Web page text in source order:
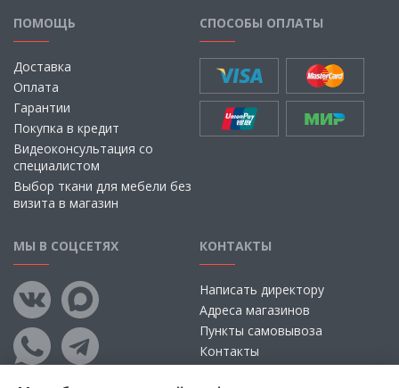
ПОМОЩЬ
Доставка
Оплата
Гарантии
Покупка в кредит
Видеоконсультация со
специалистом
Выбор ткани для мебели без
визита в магазин
СПОСОБЫ ОПЛАТЫ
МЫ В СОЦСЕТЯХ КОНТАКТЫ
Написать директору
Адреса магазинов
Пункты самовывоза
Контакты